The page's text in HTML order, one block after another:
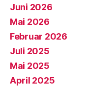
Juni 2026
Mai 2026
Februar 2026
Juli 2025
Mai 2025
April 2025